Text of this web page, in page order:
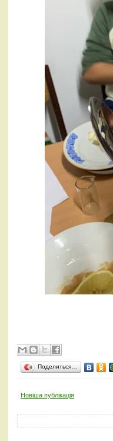
Поделиться…
Новіша публікація